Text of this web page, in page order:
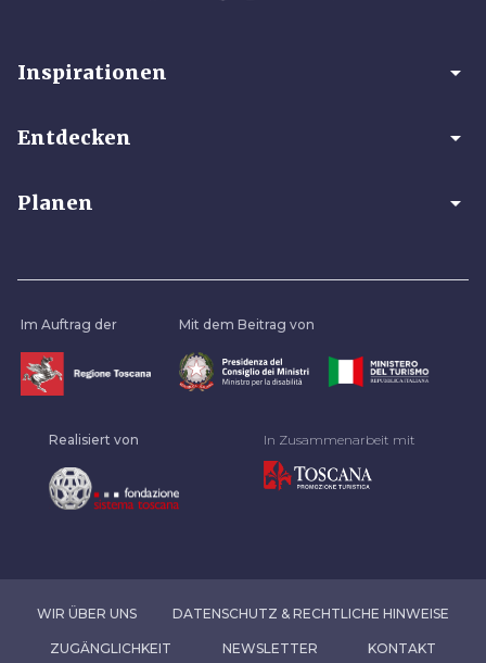
Inspirationen arrow_drop_down
Entdecken arrow_drop_down
Planen arrow_drop_down
Im Auftrag der Mit dem Beitrag von
Realisiert von In Zusammenarbeit mit
WIR ÜBER UNS DATENSCHUTZ & RECHTLICHE HINWEISE
ZUGÄNGLICHKEIT NEWSLETTER KONTAKT